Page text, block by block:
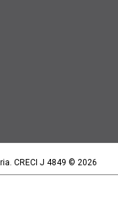
CRECI J 4849 © 2026
| CNPJ 15.395.886/